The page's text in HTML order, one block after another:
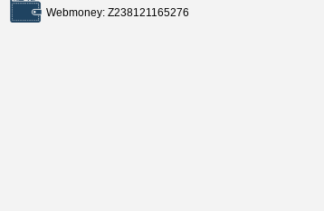
Webmoney: Z238121165276